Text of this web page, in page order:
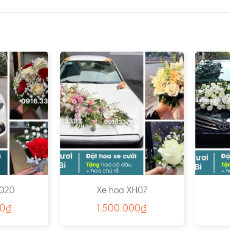
₫
Xe hoa XH07
1.500.000₫